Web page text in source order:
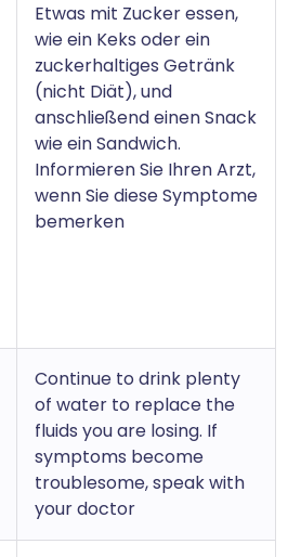
Etwas mit Zucker essen,
wie ein Keks oder ein
zuckerhaltiges Getränk
(nicht Diät), und
anschließend einen Snack
wie ein Sandwich.
Informieren Sie Ihren Arzt,
wenn Sie diese Symptome
bemerken
Continue to drink plenty
of water to replace the
fluids you are losing. If
symptoms become
troublesome, speak with
your doctor